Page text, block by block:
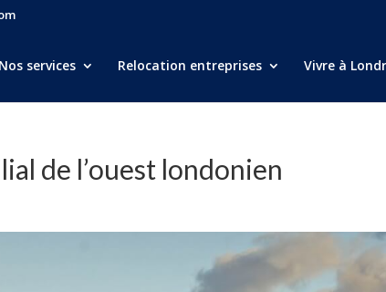
Nos services Relocation entreprises Vivre à
de l’ouest londonien